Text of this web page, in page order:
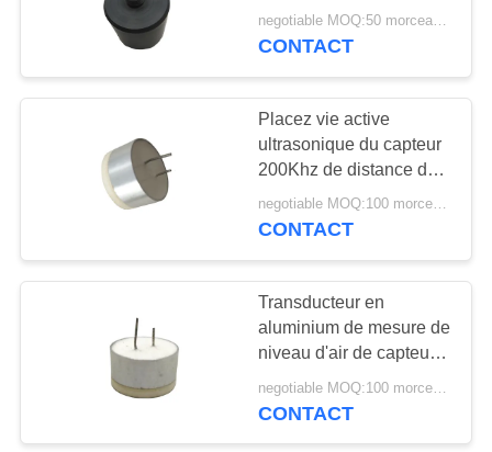
Anneau piézo-
électrique
27
Disque
piézoélectrique
21
transducteur 40KHz d'air
de contrôle d'automation
negotiable MOQ:50 morceaux/morceaux
CONTACT
Placez vie active
ultrasonique du capteur
200Khz de distance de
mesure la longue
negotiable MOQ:100 morceaux/morceaux
CONTACT
Transducteur en
aluminium de mesure de
niveau d'air de capteur
de distance d'ultrason
CONTACT